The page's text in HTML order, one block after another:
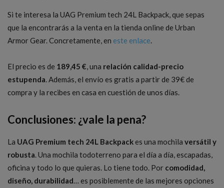
Si te interesa la UAG Premium tech 24L Backpack, que sepas
que la encontrarás a la venta en la tienda online de Urban
Armor Gear. Concretamente, en este enlace.
El precio es de 189,45 €, una relación calidad-precio
estupenda. Además, el envío es gratis a partir de 39€ de
compra y la recibes en casa en cuestión de unos días.
Conclusiones: ¿vale la pena?
La UAG Premium tech 24L Backpackes una mochila versátil y
robusta. Una mochila todoterreno para el día a día, escapadas,
oficina y todo lo que quieras. Lo tiene todo. Por comodidad,
diseño, durabilidad… es posiblemente de las mejores opciones